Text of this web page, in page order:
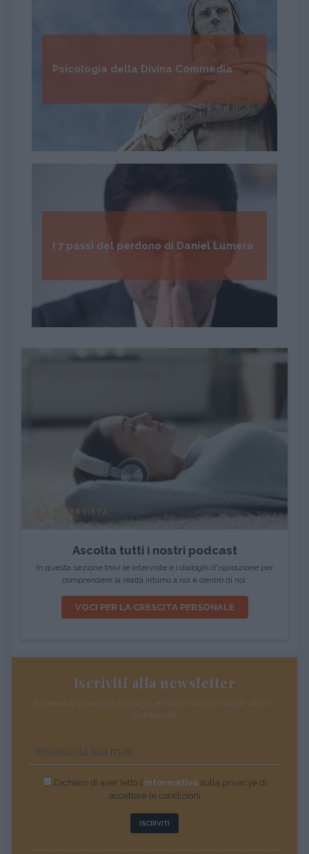
Psicologia della Divina Commedia
I 7 passi del perdono di Daniel Lumera
INTERVISTA
Ascolta tutti i nostri podcast
In questa sezione trovi le interviste e i dialoghi d'ispirazione per
comprendere la realtà intorno a noi e dentro di noi.
VOCI PER LA CRESCITA PERSONALE
Iscriviti alla newsletter
Riceverai preziosi consigli e informazioni sugli ultimi
contenuti
Dichiaro di aver letto l’informativa sulla privacye di
accettare le condizioni
ISCRIVITI